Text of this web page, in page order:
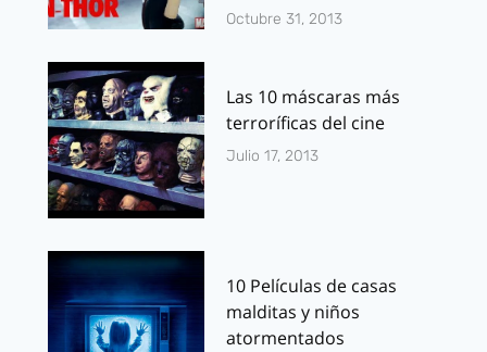
Octubre 31, 2013
Las 10 máscaras más
terroríficas del cine
Julio 17, 2013
10 Películas de casas
malditas y niños
atormentados